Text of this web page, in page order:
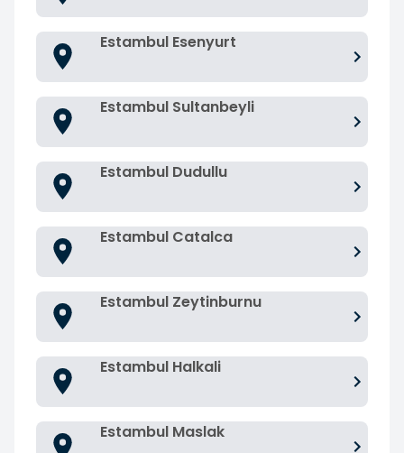
Estambul Esenyurt
Estambul Sultanbeyli
Estambul Dudullu
Estambul Catalca
Estambul Zeytinburnu
Estambul Halkali
Estambul Maslak